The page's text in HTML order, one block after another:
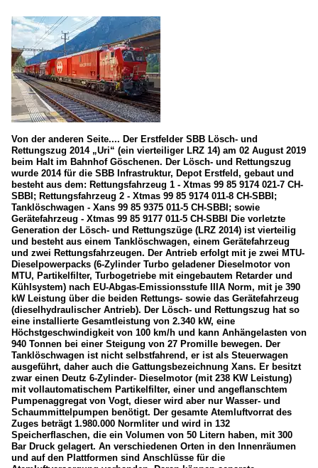
Von der anderen Seite.... Der Erstfelder SBB Lösch- und
Rettungszug 2014 „Uri“ (ein vierteiliger LRZ 14) am 02 August 2019
beim Halt im Bahnhof Göschenen. Der Lösch- und Rettungszug
wurde 2014 für die SBB Infrastruktur, Depot Erstfeld, gebaut und
besteht aus dem: Rettungsfahrzeug 1 - Xtmas 99 85 9174 021-7 CH-
SBBI; Rettungsfahrzeug 2 - Xtmas 99 85 9174 011-8 CH-SBBI;
Tanklöschwagen - Xans 99 85 9375 011-5 CH-SBBI; sowie
Gerätefahrzeug - Xtmas 99 85 9177 011-5 CH-SBBI Die vorletzte
Generation der Lösch- und Rettungszüge (LRZ 2014) ist vierteilig
und besteht aus einem Tanklöschwagen, einem Gerätefahrzeug
und zwei Rettungsfahrzeugen. Der Antrieb erfolgt mit je zwei MTU-
Dieselpowerpacks (6-Zylinder Turbo geladener Dieselmotor von
MTU, Partikelfilter, Turbogetriebe mit eingebautem Retarder und
Kühlsystem) nach EU-Abgas-Emissionsstufe IIIA Norm, mit je 390
kW Leistung über die beiden Rettungs- sowie das Gerätefahrzeug
(dieselhydraulischer Antrieb). Der Lösch- und Rettungszug hat so
eine installierte Gesamtleistung von 2.340 kW, eine
Höchstgeschwindigkeit von 100 km/h und kann Anhängelasten von
940 Tonnen bei einer Steigung von 27 Promille bewegen. Der
Tanklöschwagen ist nicht selbstfahrend, er ist als Steuerwagen
ausgeführt, daher auch die Gattungsbezeichnung Xans. Er besitzt
zwar einen Deutz 6-Zylinder- Dieselmotor (mit 238 KW Leistung)
mit vollautomatischem Partikelfilter, einer und angeflanschtem
Pumpenaggregat von Vogt, dieser wird aber nur Wasser- und
Schaummittelpumpen benötigt. Der gesamte Atemluftvorrat des
Zuges beträgt 1.980.000 Normliter und wird in 132
Speicherflaschen, die ein Volumen von 50 Litern haben, mit 300
Bar Druck gelagert. An verschiedenen Orten in den Innenräumen
und auf den Plattformen sind Anschlüsse für die